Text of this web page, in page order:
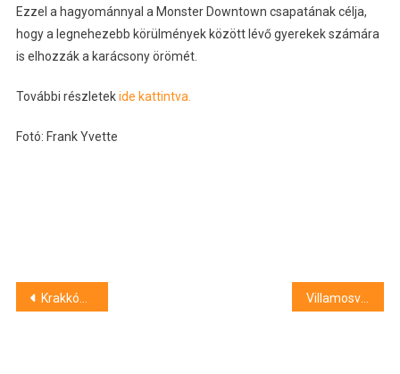
Ezzel a hagyománnyal a Monster Downtown csapatának célja,
hogy a legnehezebb körülmények között lévő gyerekek számára
is elhozzák a karácsony örömét.
További részletekide kattintva.
Fotó: Frank Yvette
Bejegyzés
Krakkóban mutatják be a Nobel-díjas Krausz Ferencről szóló dokumentumfilmet